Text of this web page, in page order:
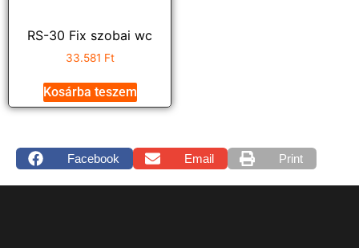
RS-30 Fix szobai wc
33.581 Ft
Kosárba teszem
Facebook Email Print